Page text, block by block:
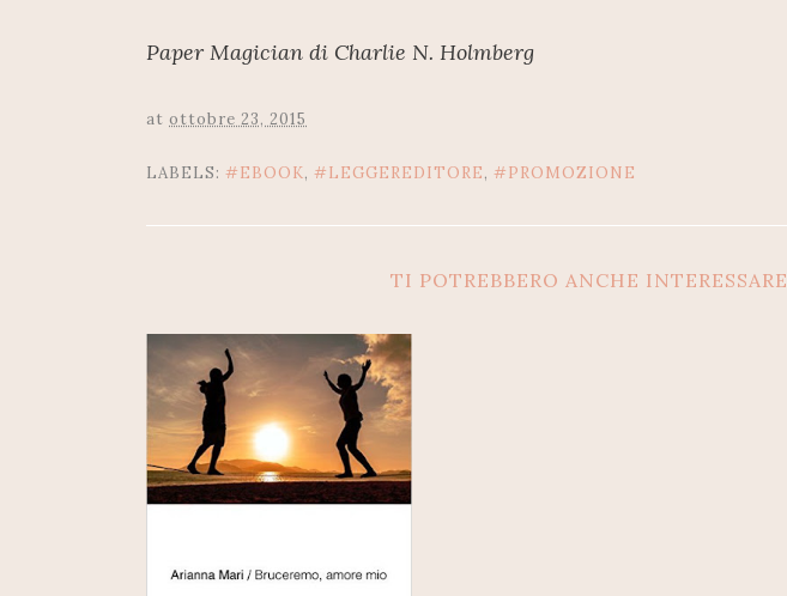
Paper Magician di Charlie N. Holmberg
at ottobre 23, 2015
LABELS: #EBOOK, #LEGGEREDITORE, #PROMOZIONE
TI POTREBBERO ANCHE INTERESSARE